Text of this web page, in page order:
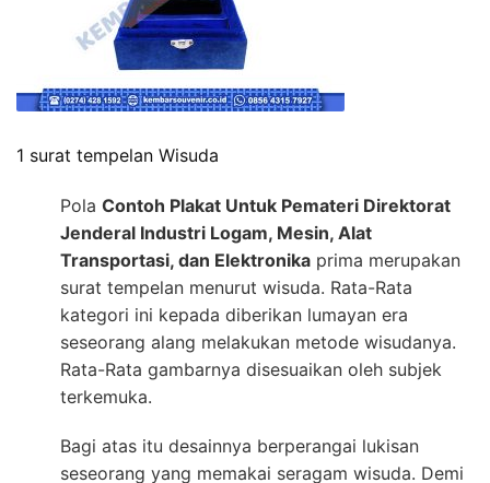
1 surat tempelan Wisuda
Pola Contoh Plakat Untuk Pemateri Direktorat
Jenderal Industri Logam, Mesin, Alat
Transportasi, dan Elektronika prima merupakan
surat tempelan menurut wisuda. Rata-Rata
kategori ini kepada diberikan lumayan era
seseorang alang melakukan metode wisudanya.
Rata-Rata gambarnya disesuaikan oleh subjek
terkemuka.
Bagi atas itu desainnya berperangai lukisan
seseorang yang memakai seragam wisuda. Demi